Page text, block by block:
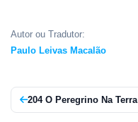
APP
Autor ou Tradutor:
Paulo Leivas Macalão
204 O Peregrino Na Terra